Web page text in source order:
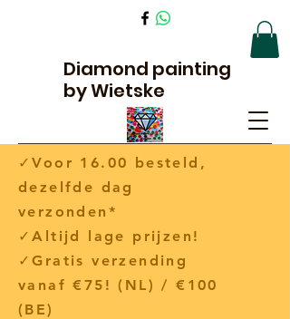
Diamond painting
by Wietske
✓Voor 16.00 besteld,
dezelfde dag
verzonden*
✓Altijd lage prijzen!
✓Gratis verzending
vanaf €75! (NL) / €100
(BE)